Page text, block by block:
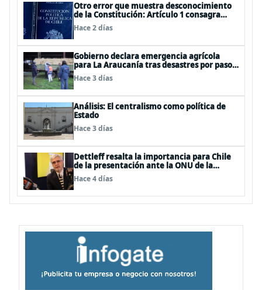
Otro error que muestra desconocimiento
de la Constitución: Artículo 1 consagra
resguardar la seguridad nacional y
proteger a los ciudadanos
Hace 2 días
Gobierno declara emergencia agrícola
para La Araucanía tras desastres por pasos
de sistemas frontales
Hace 3 días
Análisis: El centralismo como política de
Estado
Hace 3 días
Dettleff resalta la importancia para Chile
de la presentación ante la ONU de la
Plataforma Continental Extendida del
Archipiélago Juan Fernández
Hace 4 días